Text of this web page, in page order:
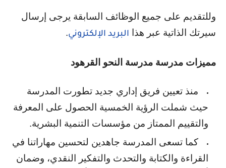
وللتقديم على جميع الوظائف السابقة يرجى إرسال
سيرتك الذاتية عبر هذا البريد الإلكتروني.
مميزات مدرسة مدرسة النحو القرهود
منذ تعيين فريق إداري جديد تطورت المدرسة
حيث شملت الرؤية الخمسية الحصول على المعرفة
والتقييم الممتاز من مؤسسات التنمية البشرية.
كما تسعى المدرسة جاهدين لتحسين مهاراتنا في
القراءة والكتابة والتحدث والتفكير النقدي، وضمان